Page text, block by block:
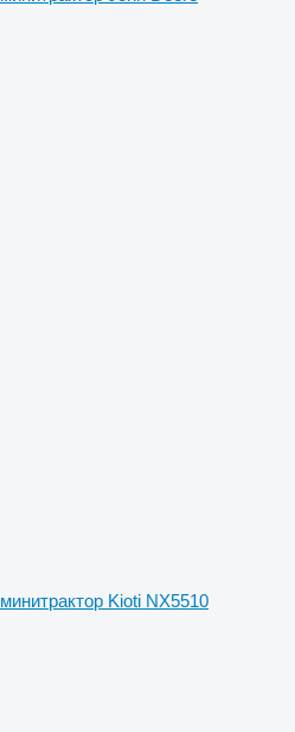
минитрактор Kioti NX5510